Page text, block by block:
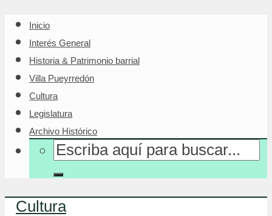
Inicio
Interés General
Historia & Patrimonio barrial
Villa Pueyrredón
Cultura
Legislatura
Archivo Histórico
Cultura